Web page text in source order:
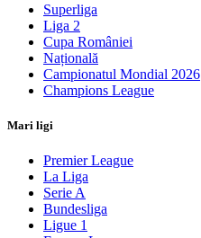
Superliga
Liga 2
Cupa României
Națională
Campionatul Mondial 2026
Champions League
Mari ligi
Premier League
La Liga
Serie A
Bundesliga
Ligue 1